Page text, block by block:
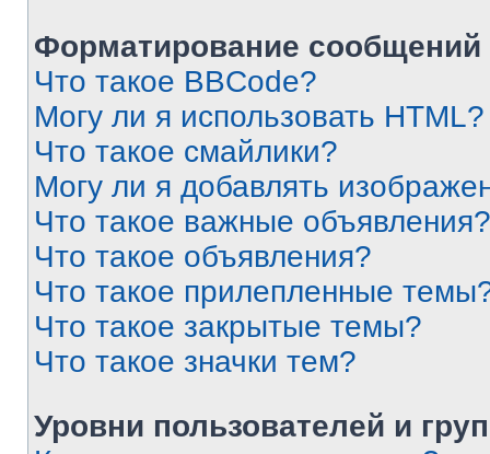
Форматирование
Что такое BBCode?
Могу ли я использовать HTML?
Что такое смайлики?
Могу ли я добавлять
Что такое важные объявления?
Что такое объявления?
Что такое прилепленные
Что такое закрытые темы?
Что такое значки тем?
Уровни пользователей и